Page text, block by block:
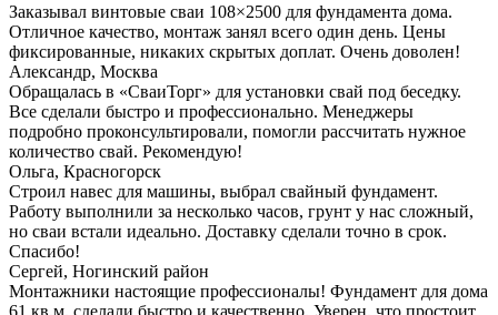
Заказывал винтовые сваи 108×2500 для фундамента дома.
Отличное качество, монтаж занял всего один день. Цены
фиксированные, никаких скрытых доплат. Очень доволен!
Александр, Москва
Обращалась в «СваиТорг» для установки свай под беседку.
Все сделали быстро и профессионально. Менеджеры
подробно проконсультировали, помогли рассчитать нужное
количество свай. Рекомендую!
Ольга, Красногорск
Строил навес для машины, выбрал свайный фундамент.
Работу выполнили за несколько часов, грунт у нас сложный,
но сваи встали идеально. Доставку сделали точно в срок.
Спасибо!
Сергей, Ногинский район
Монтажники настоящие профессионалы! Фундамент для дома
61 кв.м. сделали быстро и качественно. Уверен, что простоит